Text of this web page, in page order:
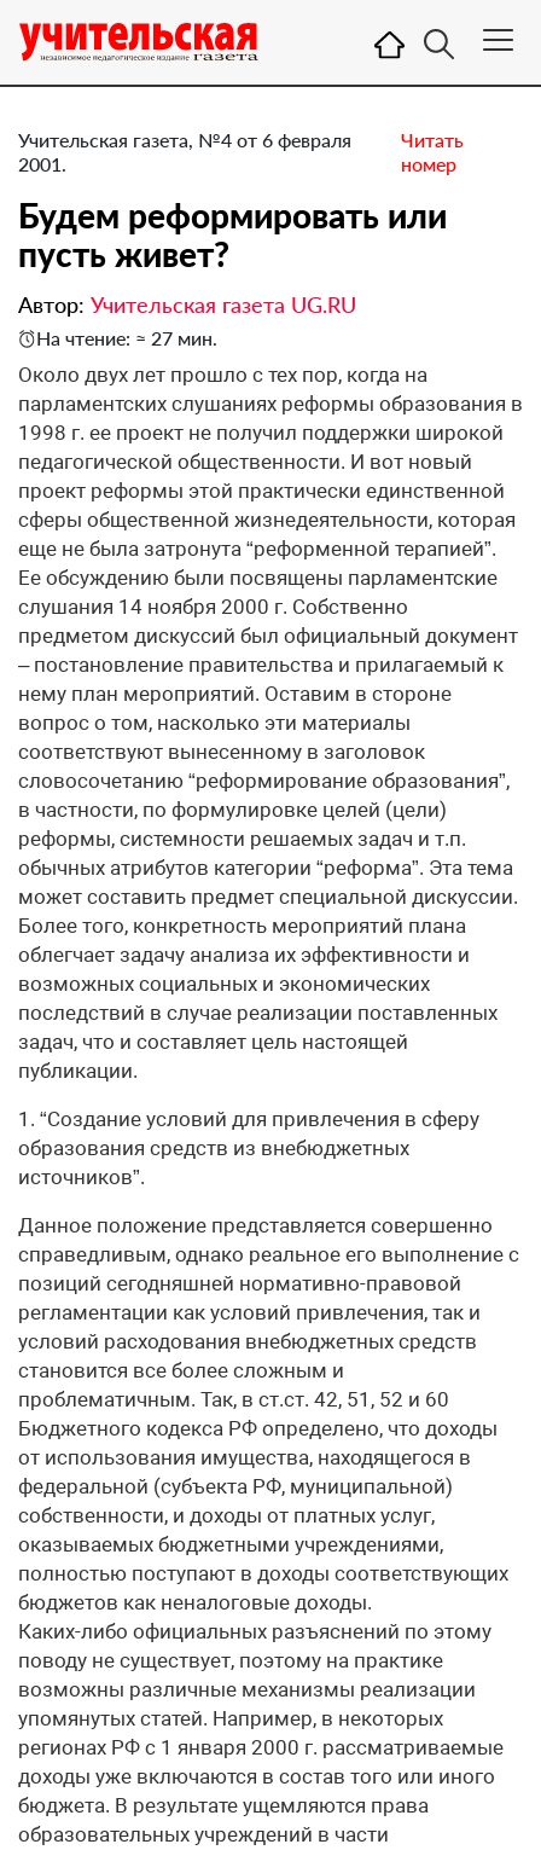
Учительская газета, №4 от 6 февраля
2001.
Читать
номер
Будем реформировать или
пусть живет?
Автор: Учительская газета UG.RU
На чтение: ≈ 27 мин.
Около двух лет прошло с тех пор, когда на
парламентских слушаниях реформы образования в
1998 г. ее проект не получил поддержки широкой
педагогической общественности. И вот новый
проект реформы этой практически единственной
сферы общественной жизнедеятельности, которая
еще не была затронута “реформенной терапией”.
Ее обсуждению были посвящены парламентские
слушания 14 ноября 2000 г. Собственно
предметом дискуссий был официальный документ
– постановление правительства и прилагаемый к
нему план мероприятий. Оставим в стороне
вопрос о том, насколько эти материалы
соответствуют вынесенному в заголовок
словосочетанию “реформирование образования”,
в частности, по формулировке целей (цели)
реформы, системности решаемых задач и т.п.
обычных атрибутов категории “реформа”. Эта тема
может составить предмет специальной дискуссии.
Более того, конкретность мероприятий плана
облегчает задачу анализа их эффективности и
возможных социальных и экономических
последствий в случае реализации поставленных
задач, что и составляет цель настоящей
публикации.
1. “Создание условий для привлечения в сферу
образования средств из внебюджетных
источников”.
Данное положение представляется совершенно
справедливым, однако реальное его выполнение с
позиций сегодняшней нормативно-правовой
регламентации как условий привлечения, так и
условий расходования внебюджетных средств
становится все более сложным и
проблематичным. Так, в ст.ст. 42, 51, 52 и 60
Бюджетного кодекса РФ определено, что доходы
от использования имущества, находящегося в
федеральной (субъекта РФ, муниципальной)
собственности, и доходы от платных услуг,
оказываемых бюджетными учреждениями,
полностью поступают в доходы соответствующих
бюджетов как неналоговые доходы.
Каких-либо официальных разъяснений по этому
поводу не существует, поэтому на практике
возможны различные механизмы реализации
упомянутых статей. Например, в некоторых
регионах РФ с 1 января 2000 г. рассматриваемые
доходы уже включаются в состав того или иного
бюджета. В результате ущемляются права
образовательных учреждений в части